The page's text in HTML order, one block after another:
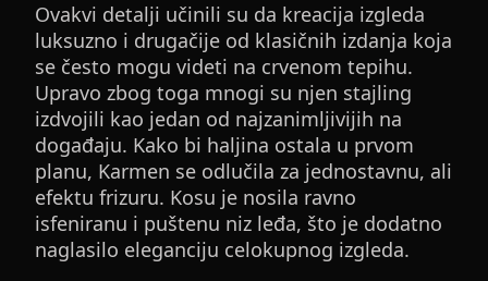
Ovakvi detalji učinili su da kreacija izgleda
luksuzno i drugačije od klasičnih izdanja koja
se često mogu videti na crvenom tepihu.
Upravo zbog toga mnogi su njen stajling
izdvojili kao jedan od najzanimljivijih na
događaju. Kako bi haljina ostala u prvom
planu, Karmen se odlučila za jednostavnu, ali
efektu frizuru. Kosu je nosila ravno
isfeniranu i puštenu niz leđa, što je dodatno
naglasilo eleganciju celokupnog izgleda.